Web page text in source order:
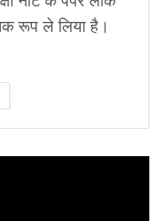
रूप ले लिया है।